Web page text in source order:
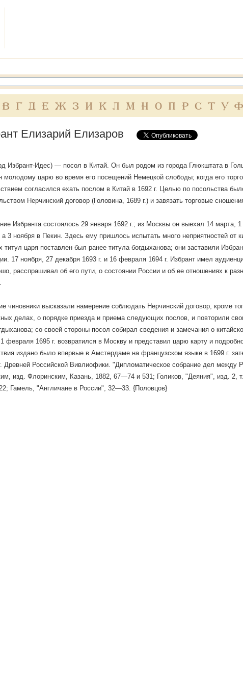
В Г Д Е Ж З И К Л М Н О П Р С Т У Ф
Елизарий Елизаров
Избрант-Идес) — посол в Китай. Он был родом из города Глюкштата в
молодому царю во время его посещений Немецкой слободы; когда его
согласился ехать послом в Китай в 1692 г. Целью по посольства
Нерчинский договор (Головина, 1689 г.) и завязать торговые
Избранта состоялось 29 января 1692 г.; из Москвы он выехал 14 марта,
а 3 ноября в Пекин. Здесь ему пришлось испытать много неприятностей от
титул царя поставлен был ранее титула богдыханова; они заставили
17 ноября, 27 декабря 1693 г. и 16 февраля 1694 г. Избрант имел
расспрашивал об его пути, о состоянии России и об ее отношениях к
чиновники высказали намерение соблюдать Нерчинский договор, кроме
делах, о порядке приезда и приема следующих послов, и повторили
со своей стороны посол собирал сведения и замечания о
февраля 1695 г. возвратился в Москву и представил царю карту и
издано было впервые в Амстердаме на французском языке в 1699 г.
Российской Вивлиофики. "Дипломатическое собрание дел между
изд. Флоринским, Казань, 1882, 67—74 и 531; Голиков, "Деяния", изд. 2,
Гамель, "Англичане в России", 32—33. {Половцов}